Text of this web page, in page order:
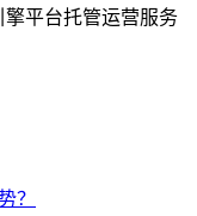
平台托管运营服务
？